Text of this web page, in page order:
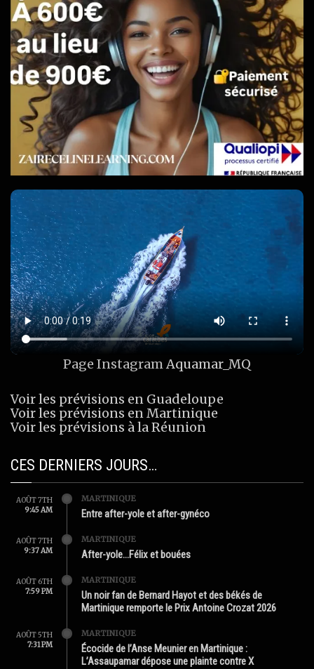
Page InstagramAquamar_MQ
Voir les prévisions en Guadeloupe
Voir les prévisions en Martinique
Voir les prévisions à la Réunion
CES DERNIERS JOURS…
AOÛT 7TH
9:45 AM
MARTINIQUE
Entre after-yole et after-gynéco
AOÛT 7TH
9:37 AM
MARTINIQUE
After-yole…Félix et bouées
AOÛT 6TH
7:59 PM
MARTINIQUE
Un noir fan de Bernard Hayot et des békés de
Martinique remporte le Prix Antoine Crozat 2026
AOÛT 5TH
7:31 PM
MARTINIQUE
Écocide de l’Anse Meunier en Martinique :
L’Assaupamar dépose une plainte contre X